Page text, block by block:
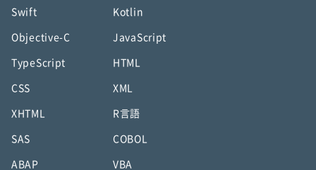
Swift Kotlin
Objective-C JavaScript
TypeScript HTML
CSS XML
XHTML R言語
SAS COBOL
ABAP VBA